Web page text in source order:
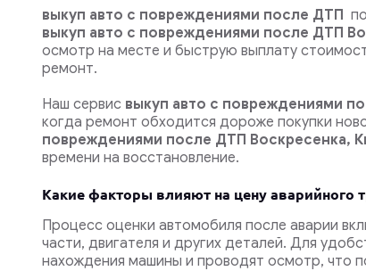
выкуп авто с повреждениями после ДТП
выкуп авто с повреждениями после ДТП
осмотр на месте и быструю выплату
ремонт.
Наш сервис выкуп авто с повреждениями
когда ремонт обходится дороже покупки
повреждениями после ДТП Воскресенка,
времени на восстановление.
Какие факторы влияют на цену аварийного
Процесс оценки автомобиля после аварии
части, двигателя и других деталей. Для
нахождения машины и проводят осмотр, что